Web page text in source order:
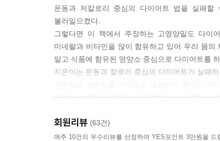
영양밀도를 기준으로 음식을 고르는 식습관
2. 영양밀도가 높은 음식이 다이어트에 좋은 이유
마그네슘은 현미와 해조류, 콩류에 많다
3. 고영양밀도 식품으로 먹으면서 살을 뺀다
콩류, 해조류, 버섯류 등이 고영양밀도 식품
4. 다이어트에 좋은 지방과 나쁜 지방
현대인에게 위험한 것은 오메가-6의 과다 섭취
운동과 저칼로리 중심의 다이어트 법을 실패할
불러일으켰다.
그렇다면 이 책에서 주장하는 고영양밀도 다이
미네랄과 비타민을 많이 함유하고 있어 우리 몸
말고 식품에 함유된 영양소 중심으로 다이어트를
지은이는 운동과 칼로리 중심의 다이어트가 실패
그래서 실패하지 않으면 요요현상에 시달린다는
살을 빼지 못하고 오히려 건강만 해치기 쉽다는 것
회원리뷰 (63건)
매주 10건의 우수리뷰를 선정하여 YES포인트 3만원을 드